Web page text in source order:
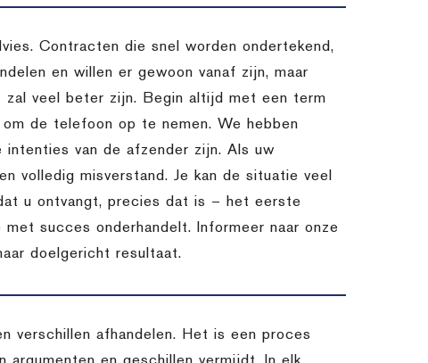
Contracten die snel worden ondertekend,
en willen er gewoon vanaf zijn, maar
veel beter zijn. Begin altijd met een term
de telefoon op te nemen. We hebben
intenties van de afzender zijn. Als uw
volledig misverstand. Je kan de situatie veel
u ontvangt, precies dat is – het eerste
succes onderhandelt. Informeer naar onze
doelgericht resultaat.
verschillen afhandelen. Het is een proces